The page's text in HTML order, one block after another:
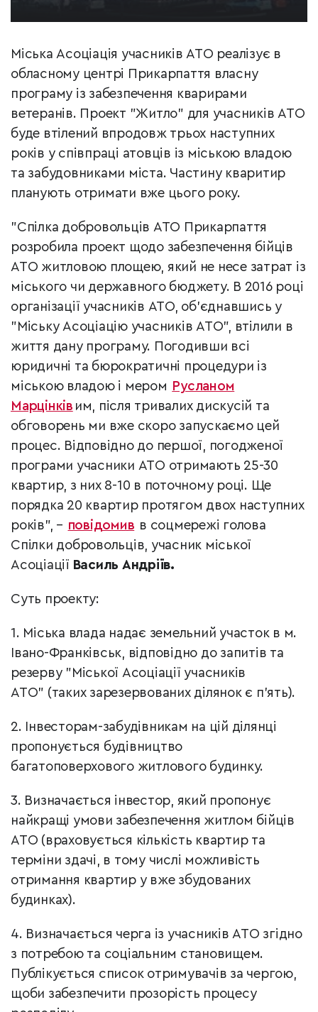
Міська Асоціація учасників АТО реалізує в
обласному центрі Прикарпаття власну
програму із забезпечення кварирами
ветеранів. Проект "Житло" для учасників АТО
буде втілений впродовж трьох наступних
років у співпраці атовців із міською владою
та забудовниками міста. Частину кваритир
планують отримати вже цього року.
"Спілка добровольців АТО Прикарпаття
розробила проект щодо забезпечення бійців
АТО житловою площею, який не несе затрат із
міського чи державного бюджету. В 2016 році
організації учасників АТО, об'єднавшись у
"Міську Асоціацію учасників АТО", втілили в
життя дану програму. Погодивши всі
юридичні та бюрократичні процедури із
міською владою і мером
Русланом
Марцінків им, після тривалих дискусій та
обговорень ми вже скоро запускаємо цей
процес. Відповідно до першої, погодженої
програми учасники АТО отримають 25-30
квартир, з них 8-10 в поточному році. Ще
порядка 20 квартир протягом двох наступних
років", – повідомив в соцмережі голова
Спілки добровольців, учасник міської
Асоціації Василь Андріїв.
Суть проекту:
1. Міська влада надає земельний участок в м.
Івано-Франківськ, відповідно до запитів та
резерву "Міської Асоціації учасників
АТО" (таких зарезервованих ділянок є п'ять).
2. Інвесторам-забудівникам на цій ділянці
пропонується будівництво
багатоповерхового житлового будинку.
3. Визначається інвестор, який пропонує
найкращі умови забезпечення житлом бійців
АТО (враховується кількість квартир та
терміни здачі, в тому числі можливість
отримання квартир у вже збудованих
будинках).
4. Визначається черга із учасників АТО згідно
з потребою та соціальним становищем.
Публікується список отримувачів за чергою,
щоби забезпечити прозорість процесу